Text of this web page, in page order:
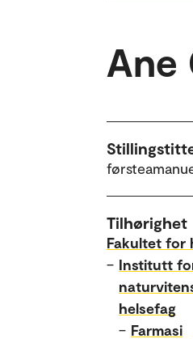
Ane
Tilhørighet
Fakultet for
– Institutt
helsefag
– Farmasi